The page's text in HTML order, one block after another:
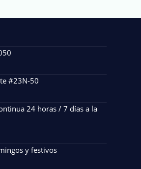
#23N-50
24 horas / 7 días a la
y festivos